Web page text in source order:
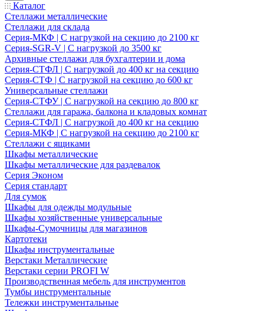
Каталог
Стеллажи металлические
Стеллажи для склада
Серия-МКФ | С нагрузкой на секцию до 2100 кг
Серия-SGR-V | С нагрузкой до 3500 кг
Архивные стеллажи для бухгалтерии и дома
Серия-СТФЛ | С нагрузкой до 400 кг на секцию
Серия-СТФ | C нагрузкой на секцию до 600 кг
Универсальные стеллажи
Серия-СТФУ | С нагрузкой на секцию до 800 кг
Стеллажи для гаража, балкона и кладовых комнат
Серия-СТФЛ | С нагрузкой до 400 кг на секцию
Серия-МКФ | С нагрузкой на секцию до 2100 кг
Стеллажи с ящиками
Шкафы металлические
Шкафы металлические для раздевалок
Серия Эконом
Серия стандарт
Для сумок
Шкафы для одежды модульные
Шкафы хозяйственные универсальные
Шкафы-Сумочницы для магазинов
Картотеки
Шкафы инструментальные
Верстаки Металлические
Верстаки серии PROFI W
Производственная мебель для инструментов
Тумбы инструментальные
Тележки инструментальные